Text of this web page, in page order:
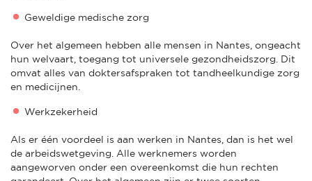
Geweldige medische zorg
Over het algemeen hebben alle mensen in Nantes, ongeacht
hun welvaart, toegang tot universele gezondheidszorg. Dit
omvat alles van doktersafspraken tot tandheelkundige zorg
en medicijnen.
Werkzekerheid
Als er één voordeel is aan werken in Nantes, dan is het wel
de arbeidswetgeving. Alle werknemers worden
aangeworven onder een overeenkomst die hun rechten